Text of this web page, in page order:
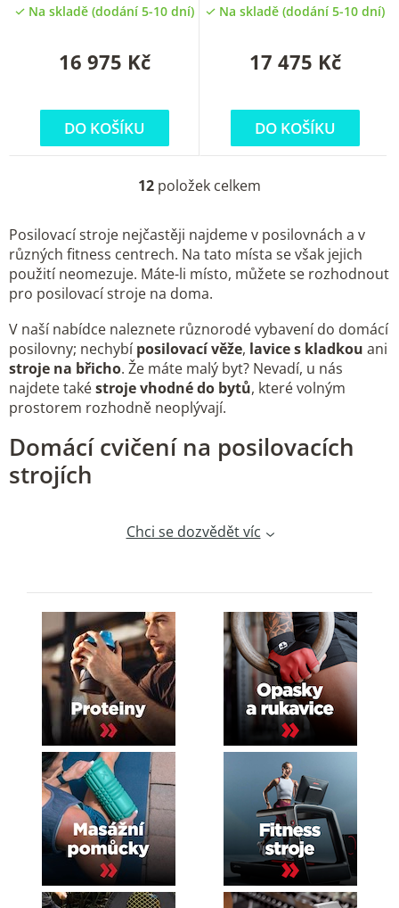
Na skladě (dodání 5-10 dní)
16 975 Kč
DO KOŠÍKU
Na skladě (dodání 5-10 dní)
17 475 Kč
DO KOŠÍKU
O
l
á
d
a
c
í
p
r
v
y
i
12 položek celkem
Posilovací stroje nejčastěji najdeme v posilovnách a v
různých fitness centrech. Na tato místa se však jejich
použití neomezuje. Máte-li místo, můžete se rozhodnout
pro posilovací stroje na doma.
V naší nabídce naleznete různorodé vybavení do domácí
posilovny; nechybíposilovací věže, lavice s kladkou ani
stroje na břicho. Že máte malý byt? Nevadí, u nás
najdete takéstroje vhodné do bytů, které volným
prostorem rozhodně neoplývají.
Domácí cvičení na posilovacích
strojích
Chci se dozvědět víc